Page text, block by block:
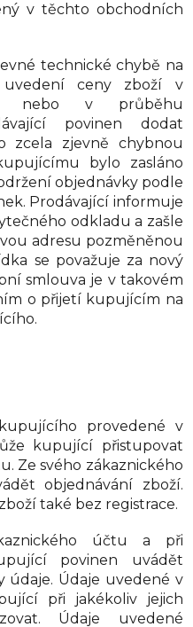
v těchto obchodních
technické chybě na
uvedení ceny zboží v
nebo v průběhu
povinen dodat
zcela zjevně chybnou
bylo zasláno
objednávky podle
Prodávající informuje
odkladu a zašle
adresu pozměněnou
se považuje za nový
smlouva je v takovém
o přijetí kupujícím na
provedené v
kupující přistupovat
Ze svého zákaznického
objednávání zboží.
také bez registrace.
účtu a při
povinen uvádět
údaje. Údaje uvedené v
při jakékoliv jejich
Údaje uvedené